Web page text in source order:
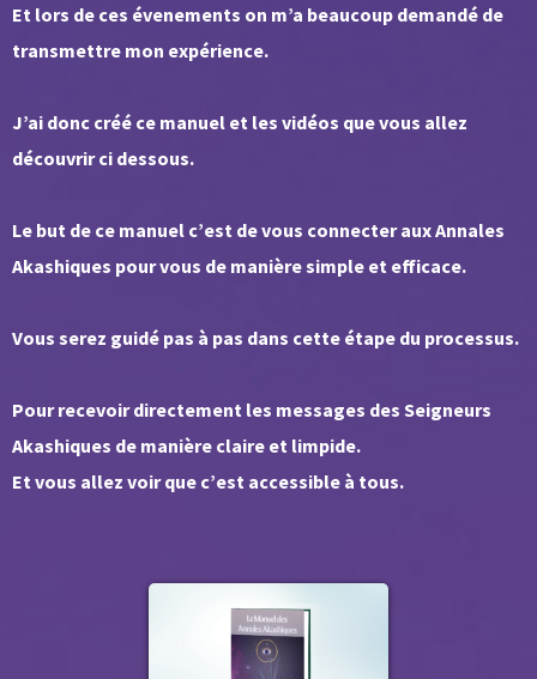
Et lors de ces évenements on m’a beaucoup demandé de
transmettre mon expérience.
J’ai donc créé ce manuel et les vidéos que vous allez
découvrir ci dessous.
Le but de ce manuel c’est de vous connecter aux Annales
Akashiques pour vous de manière simple et efficace.
Vous serez guidé pas à pas dans cette étape du processus.
Pour recevoir directement les messages des Seigneurs
Akashiques de manière claire et limpide.
Et vous allez voir que c’est accessible à tous.